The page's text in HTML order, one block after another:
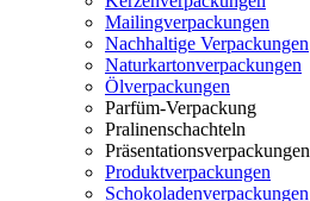
Mailingverpackungen
Nachhaltige Verpackungen
Naturkartonverpackungen
Ölverpackungen
Parfüm-Verpackung
Pralinenschachteln
Präsentationsverpackungen
Produktverpackungen
Schokoladenverpackungen